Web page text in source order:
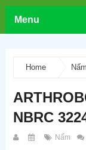
Menu
Home Nấm
NBRC
Nấm